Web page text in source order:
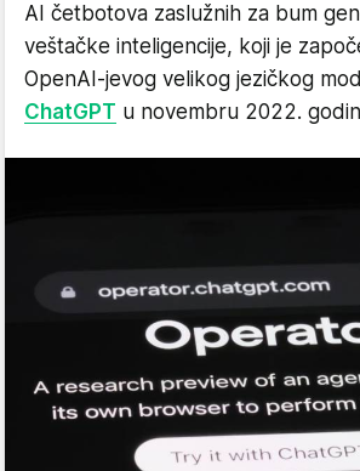
AI četbotova zaslužnih za bum
veštačke inteligencije, koji je
OpenAI-jevog velikog jezičkog
ChatGPT u novembru 2022.